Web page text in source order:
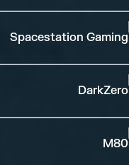
Spacestation Gaming
DarkZero
M80